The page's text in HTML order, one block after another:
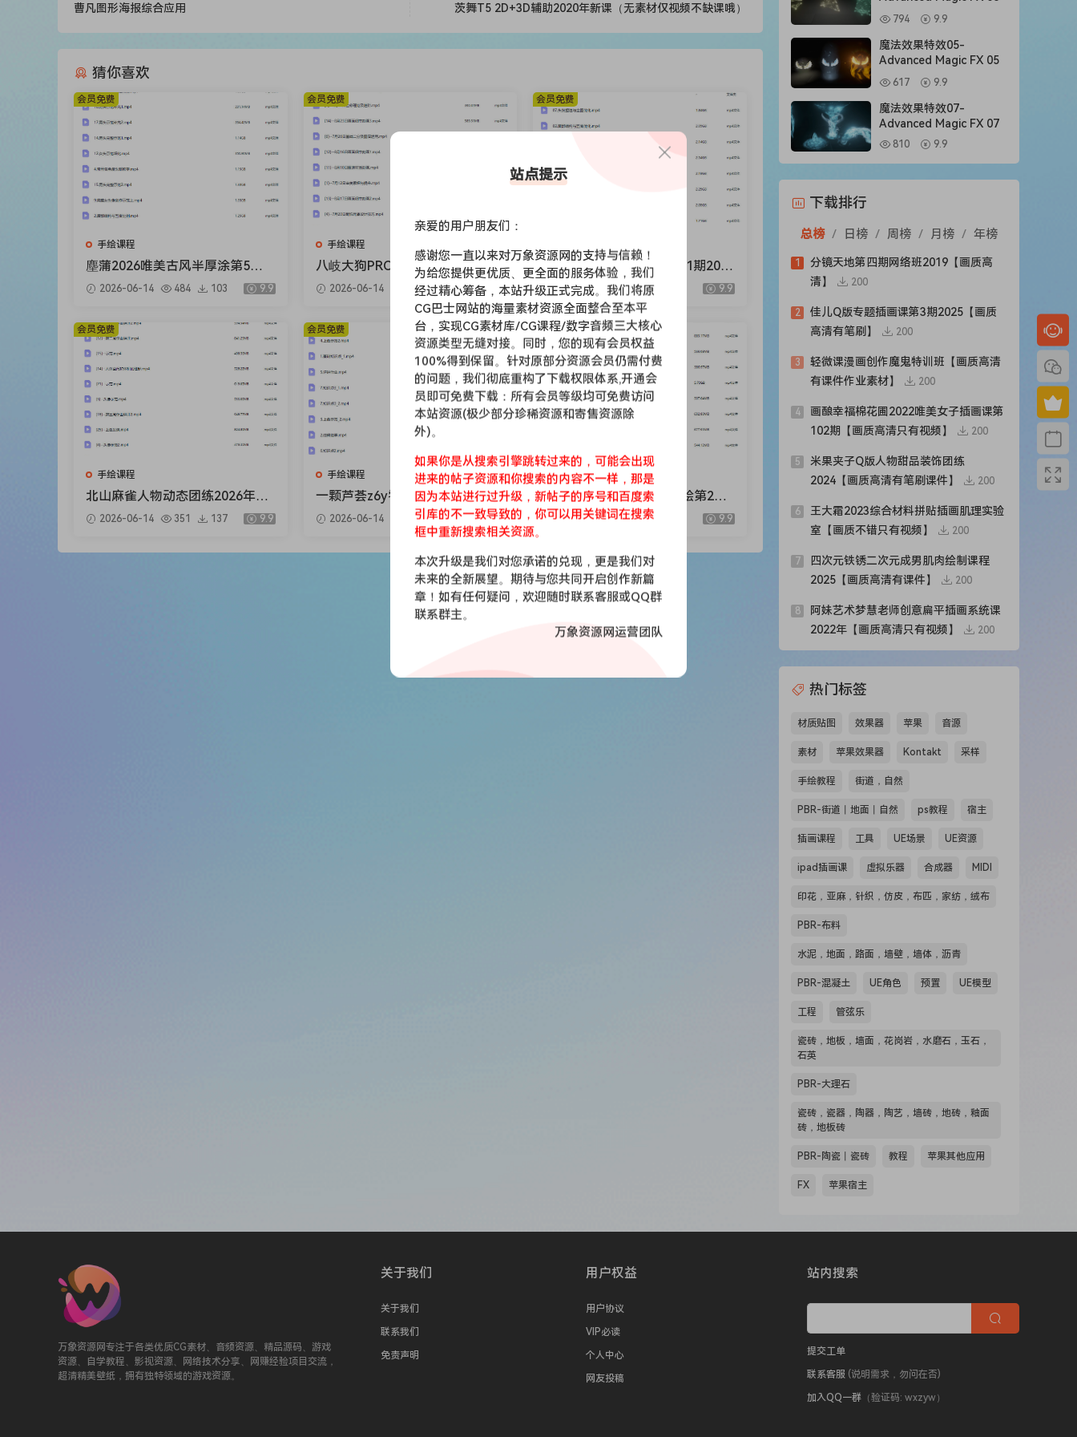
曹凡图形海报综合应用 茨舞T5 2D+3D辅助2020年新课（无素材仅视频不缺课哦）
猜你喜欢
手绘课程
塵蒲2026唯美古风半厚涂第5期
基础课【画质不错有课件笔刷】
2026-06-14 484 103 9.9
会员免费
手绘课程
八岐大狗PROCREATE伪厚涂风
格进阶暑假特训营2025【画质不
错只有视频】
2026-06-14 756 180 9.9
会员免费
燕知白彩色头像跟练课第1期202
6【画质高清有课件】
2026-06-14 730 9.9
会员免费
手绘课程
北山麻雀人物动态团练2026年1
月结课【画质高清只有视频】
2026-06-14 351 137 9.9
会员免费
手绘课程
一颗芦荟z6y零基础QQ人2026
【画质高清有课件笔刷】
2026-06-14 827 174 9.9
会员免费
手绘课程
画画的apple水墨角色立绘第2期
【画质还可以只有视频】
2026-06-14 653 9.9
会员免费
794 9.9
魔法效果特效05-
Advanced Magic FX 05
617 9.9
魔法效果特效07-
Advanced Magic FX 07
810 9.9
下载排行
总榜 / 日榜 / 周榜 / 月榜 / 年榜
1
分镜天地第四期网络班2019【画质高
清】
200
2
佳儿Q版专题插画课第3期2025【画质
高清有笔刷】
200
3
轻微课漫画创作魔鬼特训班【画质高清
有课件作业素材】
200
4
画酿幸福棉花圃2022唯美女子插画课第
102期【画质高清只有视频】
200
5
米果夹子Q版人物甜品装饰团练
2024【画质高清有笔刷课件】
200
6
王大霜2023综合材料拼贴插画肌理实验
室【画质不错只有视频】
200
7
四次元铁锈二次元成男肌肉绘制课程
2025【画质高清有课件】
200
8
阿妹艺术梦慧老师创意扁平插画系统课
2022年【画质高清只有视频】
200
热门标签
材质贴图 效果器 苹果 音源
素材 苹果效果器 Kontakt 采样
手绘教程 街道，自然
PBR-街道丨地面丨自然 ps教程 宿主
插画课程 工具 UE场景 UE资源
ipad插画课 虚拟乐器 合成器 MIDI
印花，亚麻，针织，仿皮，布匹，家纺，绒布
PBR-布料
水泥，地面，路面，墙壁，墙体，沥青
PBR-混凝土 UE角色 预置 UE模型
工程 管弦乐
瓷砖，地板，墙面，花岗岩，水磨石，玉石，
石英
PBR-大理石
瓷砖，瓷器，陶器，陶艺，墙砖，地砖，釉面
砖，地板砖
PBR-陶瓷丨瓷砖 教程 苹果其他应用
FX 苹果宿主
万象资源网专注于各类优质CG素材、音频资源、精品源码、游戏
资源、自学教程、影视资源、网络技术分享、网赚经验项目交流，
超清精美壁纸，拥有独特领域的游戏资源。
关于我们
关于我们
联系我们
免责声明
用户权益
用户协议
VIP必读
个人中心
网友投稿
站内搜索
提交工单
联系客服 (说明需求，勿问在否)
加入QQ一群（验证码: wxzyw）
站点提示
亲爱的用户朋友们：
感谢您一直以来对万象资源网的支持与信赖！
为给您提供更优质、更全面的服务体验，我们
经过精心筹备，本站升级正式完成。我们将原
CG巴士网站的海量素材资源全面整合至本平
台，实现CG素材库/CG课程/数字音频三大核心
资源类型无缝对接。同时，您的现有会员权益
100%得到保留。针对原部分资源会员仍需付费
的问题，我们彻底重构了下载权限体系,开通会
员即可免费下载：所有会员等级均可免费访问
本站资源(极少部分珍稀资源和寄售资源除
外)。
如果你是从搜索引擎跳转过来的，可能会出现
进来的帖子资源和你搜索的内容不一样，那是
因为本站进行过升级，新帖子的序号和百度索
引库的不一致导致的，你可以用关键词在搜索
框中重新搜索相关资源。
本次升级是我们对您承诺的兑现，更是我们对
未来的全新展望。期待与您共同开启创作新篇
章！如有任何疑问，欢迎随时联系客服或QQ群
联系群主。
万象资源网运营团队